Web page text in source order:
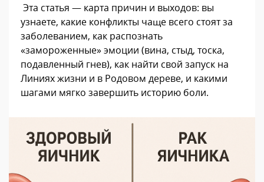
Эта статья — карта причин и выходов: вы
узнаете, какие конфликты чаще всего стоят за
заболеванием, как распознать
«замороженные» эмоции (вина, стыд, тоска,
подавленный гнев), как найти свой запуск на
Линиях жизни и в Родовом дереве, и какими
шагами мягко завершить историю боли.